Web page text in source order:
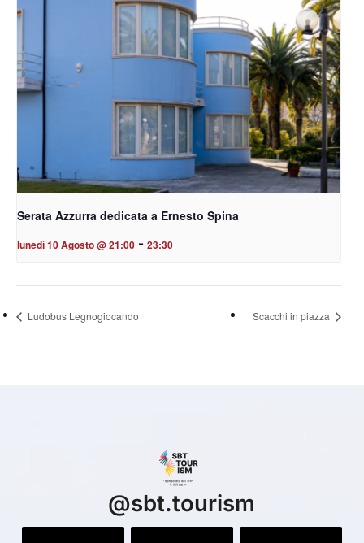
Serata Azzurra dedicata a Ernesto Spina
lunedì 10 Agosto @ 21:00 - 23:30
Ludobus Legnogiocando Scacchi in piazza
@sbt.tourism